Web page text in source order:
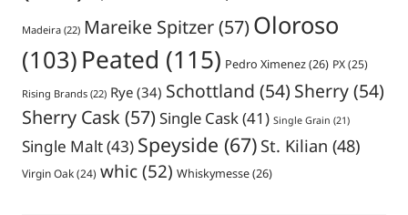
Madeira(22) Mareike Spitzer(57)Oloroso
(103) Peated (115) Pedro Ximenez(26) PX(25)
Rising Brands(22) Rye(34) Schottland (54) Sherry(54)
Sherry Cask (57)Single Cask(41) Single Grain (21)
Single Malt(43) Speyside (67) St. Kilian (48)
Virgin Oak(24) whic(52) Whiskymesse(26)